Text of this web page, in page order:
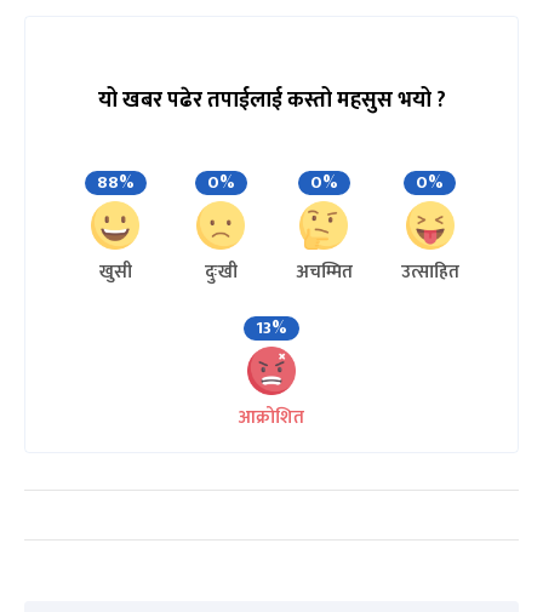
यो खबर पढेर तपाईलाई कस्तो महसुस भयो ?
88%
खुसी
0%
दुःखी
0%
अचम्मित
0%
उत्साहित
13%
आक्रोशित